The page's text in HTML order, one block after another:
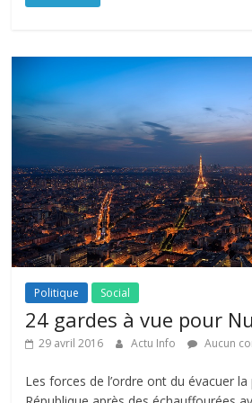
Politique Social
24 gardes à vue pour
29 avril 2016 Actu Info Aucun
Les forces de l’ordre ont du évacuer la